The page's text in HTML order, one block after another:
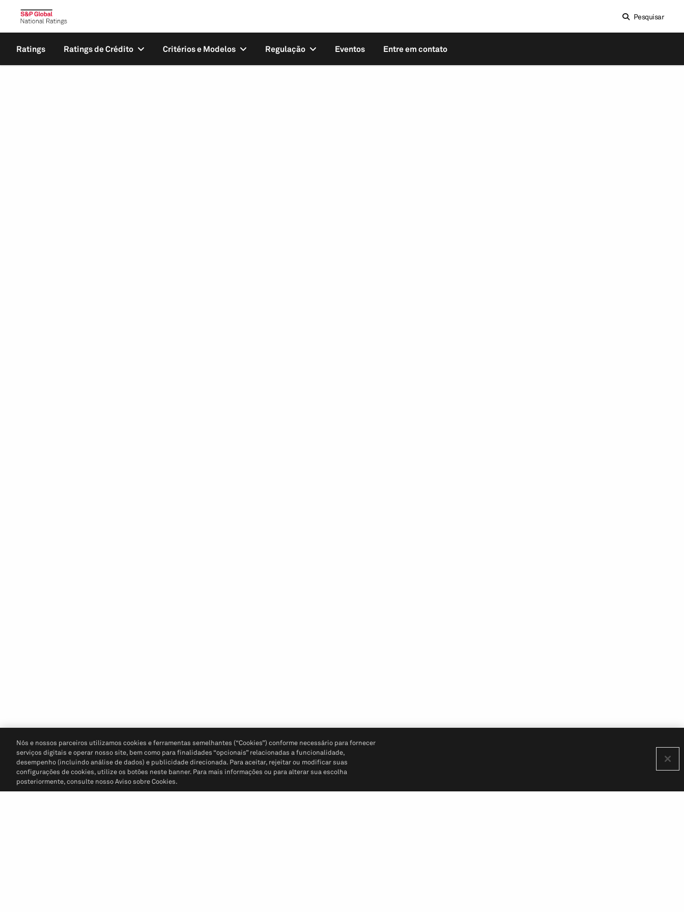
Pesquisar
Ratings Ratings de Crédito Critérios e Modelos Regulação Eventos Entre em contato
Nós e nossos parceiros utilizamos cookies e ferramentas semelhantes (“Cookies”) conforme necessário para fornecer
serviços digitais e operar nosso site, bem como para finalidades “opcionais” relacionadas a funcionalidade,
desempenho (incluindo análise de dados) e publicidade direcionada. Para aceitar, rejeitar ou modificar suas
configurações de cookies, utilize os botões neste banner. Para mais informações ou para alterar sua escolha
posteriormente, consulte nosso Aviso sobre Cookies.